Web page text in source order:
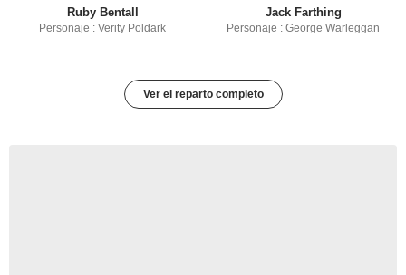
Ruby Bentall
Personaje : Verity Poldark
Jack Farthing
Personaje : George Warleggan
Ver el reparto completo